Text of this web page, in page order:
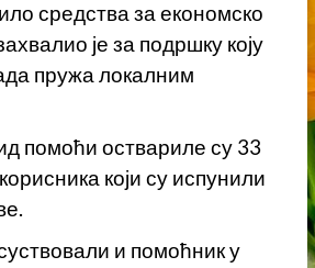
средства за економско
је за подршку коју
пружа локалним
помоћи оствариле су 33
који су испунили
и помоћник у